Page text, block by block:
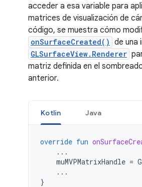
acceder a esa variable para
matrices de visualización de
código, se muestra cómo
onSurfaceCreated() de una
GLSurfaceView.Renderer
matriz definida en el
anterior.
Kotlin Java
override fun
...
muMVPMatrixHandle =
...
}